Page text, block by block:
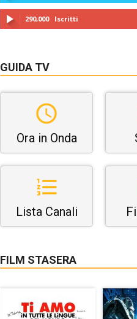
290,000 Iscritti
GUIDA TV
Ora in Onda
Lista Canali
FILM STASERA